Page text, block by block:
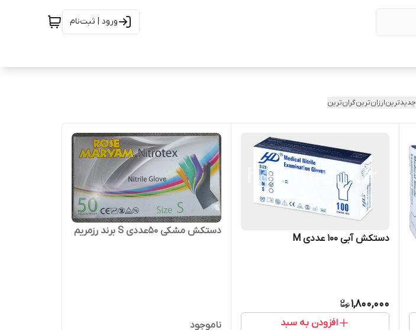
ورود | ثبت‌نام
جدیدترینارزان‌ترینگران‌ترین
دستکش آبی ۱۰۰ عددی M
1,800,000
افزودن به سبد
دستکش مشکی ۵۰عددی S برند رزمریم
ناموجود